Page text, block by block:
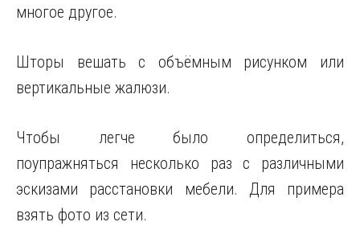
многое другое.
Шторы вешать с объёмным рисунком или
вертикальные жалюзи.
Чтобы легче было определиться,
поупражняться несколько раз с различными
эскизами расстановки мебели. Для примера
взять фото из сети.